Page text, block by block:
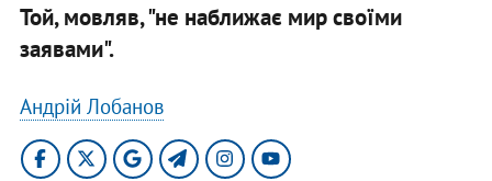
Той, мовляв, "не наближає мир своїми
заявами".
Андрій Лобанов